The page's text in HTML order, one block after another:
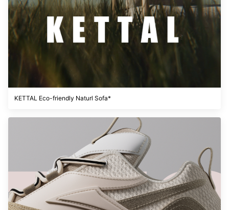
KETTAL Eco-friendly Naturl Sofa*